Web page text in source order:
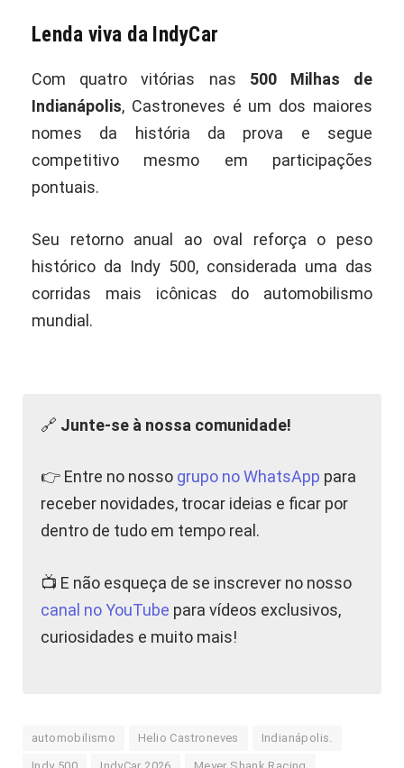
Lenda viva da IndyCar
Com quatro vitórias nas 500 Milhas de
Indianápolis, Castroneves é um dos maiores
nomes da história da prova e segue
competitivo mesmo em participações
pontuais.
Seu retorno anual ao oval reforça o peso
histórico da Indy 500, considerada uma das
corridas mais icônicas do automobilismo
mundial.
🔗 Junte-se à nossa comunidade!
👉 Entre no nosso grupo no WhatsApp para
receber novidades, trocar ideias e ficar por
dentro de tudo em tempo real.
📺 E não esqueça de se inscrever no nosso
canal no YouTube para vídeos exclusivos,
curiosidades e muito mais!
automobilismo Helio Castroneves Indianápolis.